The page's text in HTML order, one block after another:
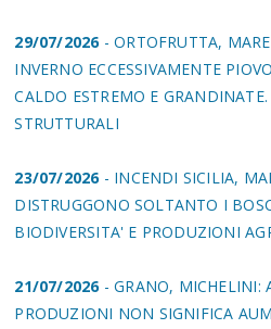
29/07/2026- ORTOFRUTTA,
INVERNO ECCESSIVAMENTE
CALDO ESTREMO E
STRUTTURALI
23/07/2026- INCENDI SICILIA,
DISTRUGGONO SOLTANTO I
BIODIVERSITA' E PRODUZIONI
21/07/2026- GRANO, MICHELINI:
PRODUZIONI NON SIGNIFICA